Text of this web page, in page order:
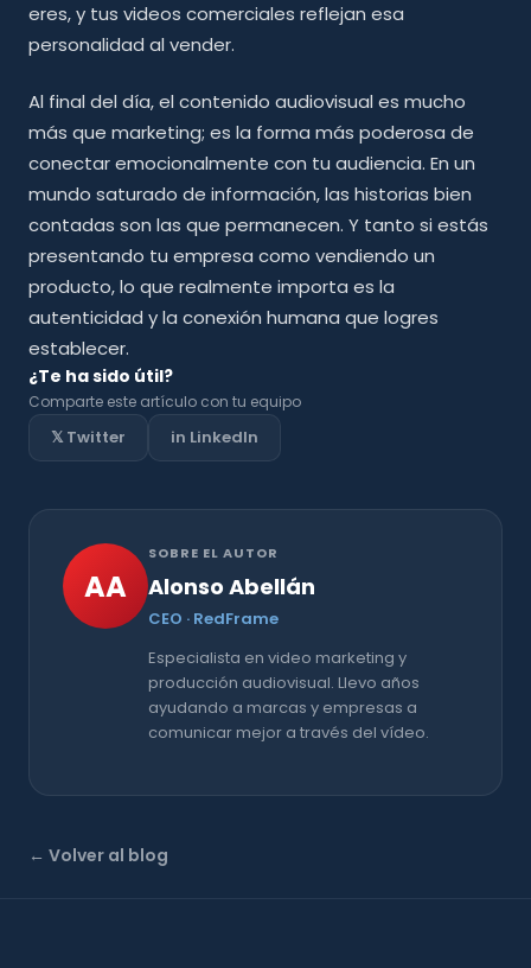
eres, y tus videos comerciales reflejan esa
personalidad al vender.
Al final del día, el contenido audiovisual es mucho
más que marketing; es la forma más poderosa de
conectar emocionalmente con tu audiencia. En un
mundo saturado de información, las historias bien
contadas son las que permanecen. Y tanto si estás
presentando tu empresa como vendiendo un
producto, lo que realmente importa es la
autenticidad y la conexión humana que logres
establecer.
¿Te ha sido útil?
Comparte este artículo con tu equipo
𝕏 Twitter in LinkedIn
AA
SOBRE EL AUTOR
Alonso Abellán
CEO · RedFrame
Especialista en video marketing y
producción audiovisual. Llevo años
ayudando a marcas y empresas a
comunicar mejor a través del vídeo.
← Volver al blog